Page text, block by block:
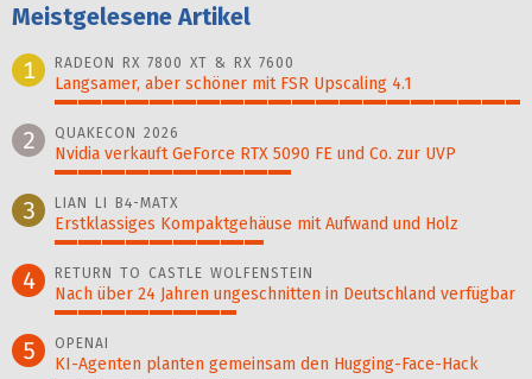
Meistgelesene Artikel
1
RADEON RX 7800 XT & RX 7600
Langsamer, aber schöner mit FSR Upscaling 4.1
100%
2 QUAKECON 2026
Nvidia verkauft GeForce RTX 5090 FE und Co. zur UVP
51%
3 LIAN LI B4-MATX
Erstklassiges Kompaktgehäuse mit Aufwand und Holz
45%
4 RETURN TO CASTLE WOLFENSTEIN
Nach über 24 Jahren ungeschnitten in Deutschland verfügbar
39%
5 OPENAI
KI-Agenten planten gemein­sam den Hugging-Face-Hack